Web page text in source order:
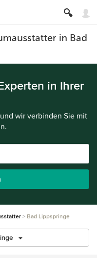
in Bad
in Ihrer
wir verbinden Sie mit
Bad Lippspringe